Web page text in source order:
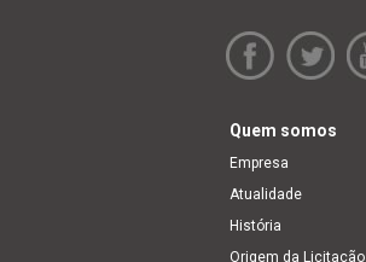
Quem somos
Empresa
Atualidade
História
Origem da Licitação